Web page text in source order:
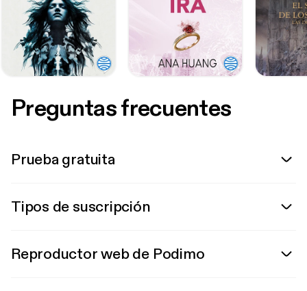
Preguntas frecuentes
Prueba gratuita
Tipos de suscripción
Reproductor web de Podimo